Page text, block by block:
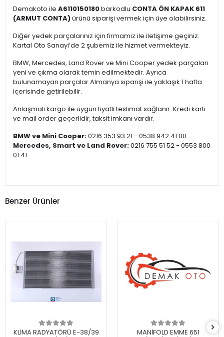
Demakoto ile A6110150180barkodlu CONTA ÖN KAPAK 611
(ARMUT CONTA)ürünü siparişi vermek için üye olabilirsiniz.
Diğer yedek parçalarınız için firmamız ile iletişime geçiniz.
Kartal Oto Sanayi’de 2 şubemiz ile hizmet vermekteyiz.
BMW, Mercedes, Land Rover ve Mini Cooper yedek parçaları
yeni ve çıkma olarak temin edilmektedir. Ayrıca
bulunamayan parçalar Almanya siparişi ile yaklaşık 1 hafta
içerisinde getirilebilir.
Anlaşmalı kargo ile uygun fiyatlı teslimat sağlanır. Kredi kartı
ve mail order geçerlidir, taksit imkanı vardır.
BMW ve Mini Cooper:0216 353 93 21 - 0538 942 41 00
Mercedes, Smart ve Land Rover:0216 755 51 52 - 0553 800
01 41
Benzer Ürünler
KLİMA RADYATÖRÜ E-38/39
MANİFOLD EMME 651